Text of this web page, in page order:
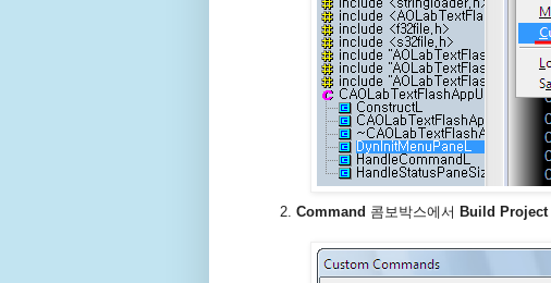
Command 콤보박스에서 Build Project